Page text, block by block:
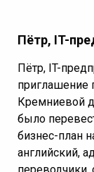
Пётр, IT-
Пётр, IT-
приглашение
Кремниевой
было
бизнес-план
английский,
переводчики,